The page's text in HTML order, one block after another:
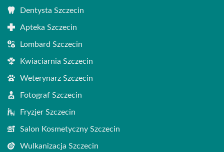
Dentysta Szczecin
Apteka Szczecin
Lombard Szczecin
Kwiaciarnia Szczecin
Weterynarz Szczecin
Fotograf Szczecin
Fryzjer Szczecin
Salon Kosmetyczny Szczecin
Wulkanizacja Szczecin